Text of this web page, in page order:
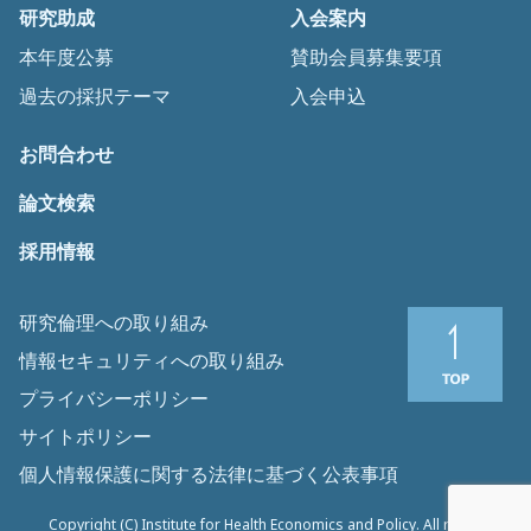
研究助成
本年度公募
過去の採択テーマ
入会案内
賛助会員募集要項
入会申込
お問合わせ
論文検索
採用情報
研究倫理への取り組み
情報セキュリティへの取り組み
プライバシーポリシー
サイトポリシー
個人情報保護に関する法律に基づく公表事項
Copyright (C) Institute for Health Economics and Policy. All rights